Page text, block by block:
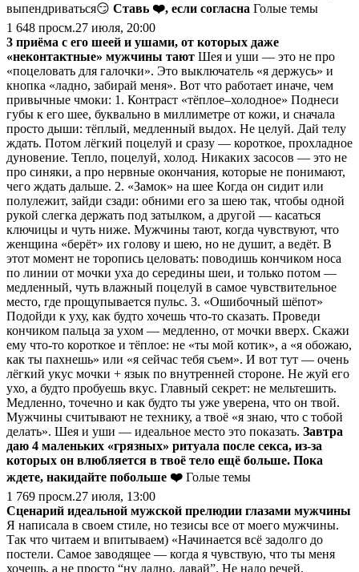
выпендриваться😏 Ставь ❤️, если согласна Голые темы
1 648 просм.27 июля, 20:00
3 приёма с его шеей и ушами, от которых даже
«неконтактные» мужчины тают Шея и уши — это не про
«поцеловать для галочки». Это выключатель «я держусь» и
кнопка «ладно, забирай меня». Вот что работает иначе, чем
привычные чмоки: 1. Контраст «тёплое–холодное» Поднеси
губы к его шее, буквально в миллиметре от кожи, и сначала
просто дыши: тёплый, медленный выдох. Не целуй. Дай телу
ждать. Потом лёгкий поцелуй и сразу — короткое, прохладное
дуновение. Тепло, поцелуй, холод. Никаких засосов — это не
про синяки, а про нервные окончания, которые не понимают,
чего ждать дальше. 2. «Замок» на шее Когда он сидит или
полулежит, зайди сзади: обними его за шею так, чтобы одной
рукой слегка держать под затылком, а другой — касаться
ключицы и чуть ниже. Мужчины тают, когда чувствуют, что
женщина «берёт» их голову и шею, но не душит, а ведёт. В
этот момент не торопись целовать: поводишь кончиком носа
по линии от мочки уха до середины шеи, и только потом —
медленный, чуть влажный поцелуй в самое чувствительное
место, где прощупывается пульс. 3. «Ошибочный шёпот»
Подойди к уху, как будто хочешь что‑то сказать. Проведи
кончиком пальца за ухом — медленно, от мочки вверх. Скажи
ему что‑то короткое и тёплое: не «ты мой котик», а «я обожаю,
как ты пахнешь» или «я сейчас тебя съем». И вот тут — очень
лёгкий укус мочки + язык по внутренней стороне. Не жуй его
ухо, а будто пробуешь вкус. Главный секрет: не мельтешить.
Медленно, точечно и как будто ты уже уверена, что он твой.
Мужчины считывают не технику, а твоё «я знаю, что с тобой
делать». Шея и уши — идеальное место это показать. Завтра
даю 4 маленьких «грязных» ритуала после секса, из‑за
которых он влюбляется в твоё тело ещё больше. Пока
ждете, накидайте побольше ❤️ Голые темы
1 769 просм.27 июля, 13:00
Сценарий идеальной мужской прелюдии глазами мужчины
Я написала в своем стиле, но тезисы все от моего мужчины.
Так что читаем и впитываем) «Начинается всё задолго до
постели. Самое заводящее — когда я чувствую, что ты меня
хочешь, а не просто “ну ладно, давай”. Не надо речей.